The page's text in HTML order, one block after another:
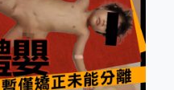
門口後將4個快遞整齊地
但沒有按照要求「帶下
示，車手在完事後指
人隨即回覆：「我的訂